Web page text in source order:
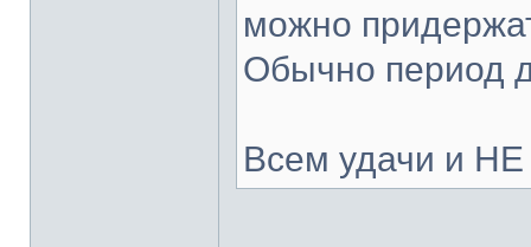
можно
Обычно период
Всем удачи и